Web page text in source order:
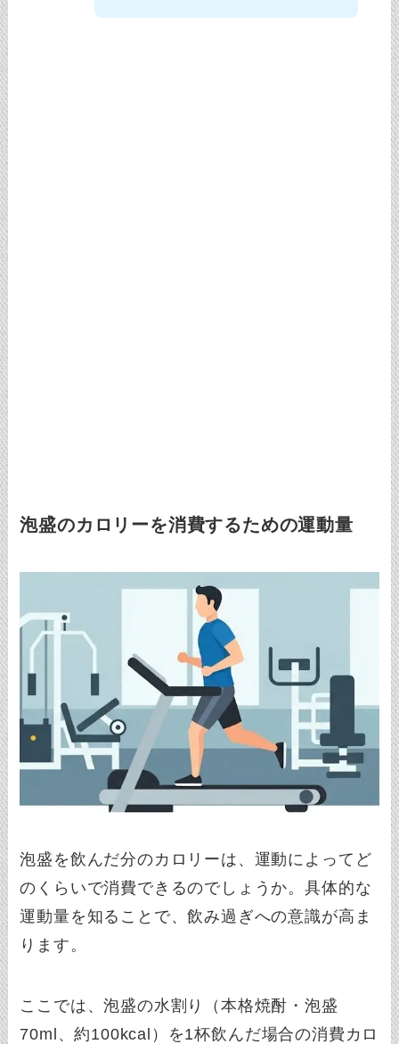
泡盛のカロリーを消費するための運動量
泡盛を飲んだ分のカロリーは、運動によってど
のくらいで消費できるのでしょうか。具体的な
運動量を知ることで、飲み過ぎへの意識が高ま
ります。
ここでは、泡盛の水割り（本格焼酎・泡盛
70ml、約100kcal）を1杯飲んだ場合の消費カロ